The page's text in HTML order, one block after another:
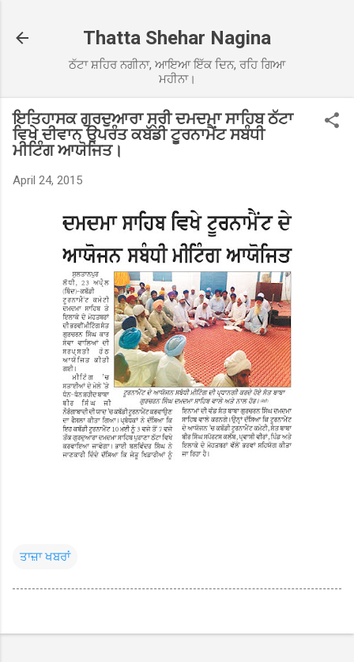
Thatta Shehar Nagina
ਠੱਟਾ ਸ਼ਹਿਰ ਨਗੀਨਾ, ਆਇਆ ਇੱਕ ਦਿਨ, ਰਹਿ ਗਿਆ
ਮਹੀਨਾ।
ਇਤਿਹਾਸਕ ਗੁਰਦੁਆਰਾ ਸ੍ਰੀ ਦਮਦਮਾ ਸਾਹਿਬ ਠੱਟਾ
ਵਿਖੇ ਦੀਵਾਨ ਉਪਰੰਤ ਕਬੱਡੀ ਟੂਰਨਾਮੈਂਟ ਸਬੰਧੀ
ਮੀਟਿੰਗ ਆਯੋਜਿਤ।
April 24, 2015
ਤਾਜ਼ਾ ਖਬਰਾਂ